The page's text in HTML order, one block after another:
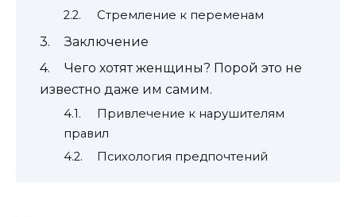
Стремление к переменам
Заключение
Чего хотят женщины? Порой это не
известно даже им самим.
Привлечение к нарушителям
правил
Психология предпочтений